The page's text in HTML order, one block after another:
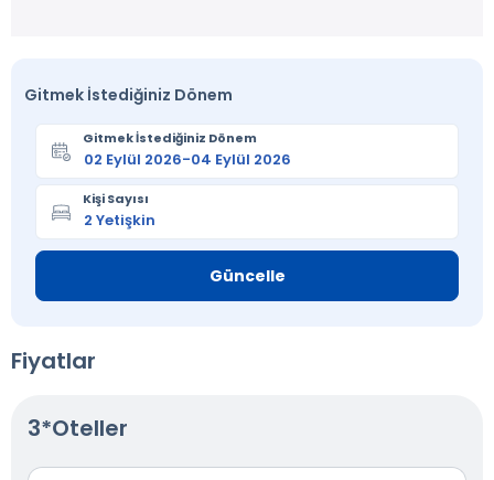
Gitmek İstediğiniz Dönem
Gitmek İstediğiniz Dönem
Kişi Sayısı
Güncelle
Fiyatlar
3*Oteller